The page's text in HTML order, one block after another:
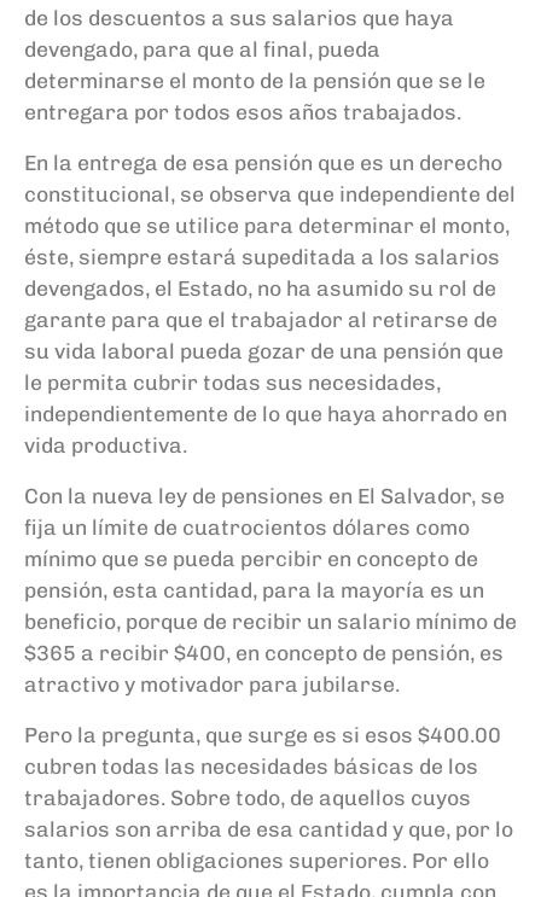
de los descuentos a sus salarios que haya
devengado, para que al final, pueda
determinarse el monto de la pensión que se le
entregara por todos esos años trabajados.
En la entrega de esa pensión que es un derecho
constitucional, se observa que independiente del
método que se utilice para determinar el monto,
éste, siempre estará supeditada a los salarios
devengados, el Estado, no ha asumido su rol de
garante para que el trabajador al retirarse de
su vida laboral pueda gozar de una pensión que
le permita cubrir todas sus necesidades,
independientemente de lo que haya ahorrado en
vida productiva.
Con la nueva ley de pensiones en El Salvador, se
fija un límite de cuatrocientos dólares como
mínimo que se pueda percibir en concepto de
pensión, esta cantidad, para la mayoría es un
beneficio, porque de recibir un salario mínimo de
$365 a recibir $400, en concepto de pensión, es
atractivo y motivador para jubilarse.
Pero la pregunta, que surge es si esos $400.00
cubren todas las necesidades básicas de los
trabajadores. Sobre todo, de aquellos cuyos
salarios son arriba de esa cantidad y que, por lo
tanto, tienen obligaciones superiores. Por ello
es la importancia de que el Estado, cumpla con